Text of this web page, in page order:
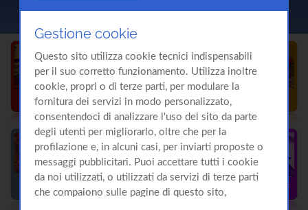
Gestione cookie
Questo sito utilizza cookie tecnici indispensabili
per il suo corretto funzionamento. Utilizza inoltre
cookie, propri o di terze parti, per modulare la
fornitura dei servizi in modo personalizzato,
consentendoci di analizzare l'uso del sito da parte
degli utenti per migliorarlo, oltre che per la
profilazione e, in alcuni casi, per inviarti proposte o
messaggi pubblicitari. Puoi accettare tutti i cookie
da noi utilizzati, o utilizzati da servizi di terze parti
che compaiono sulle pagine di questo sito,
premendo il pulsante "Accetta tutti i cookie"